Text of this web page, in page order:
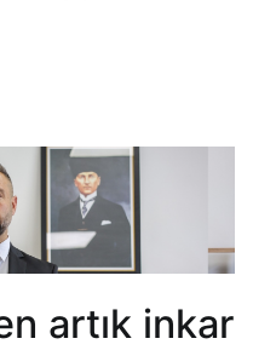
artık inkar